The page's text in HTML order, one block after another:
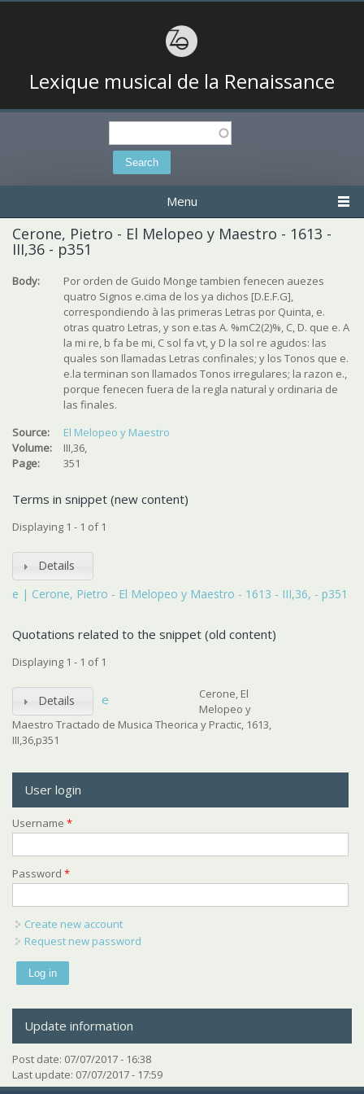
Lexique musical de la Renaissance
Search
Menu
Cerone, Pietro - El Melopeo y Maestro - 1613 -
III,36 - p351
Body:
Por orden de Guido Monge tambien fenecen auezes
quatro Signos e.cima de los ya dichos [D.E.F.G],
correspondiendo à las primeras Letras por Quinta, e.
otras quatro Letras, y son e.tas A. %mC2(2)%, C, D. que e. A
la mi re, b fa be mi, C sol fa vt, y D la sol re agudos: las
quales son llamadas Letras confinales; y los Tonos que e.
e.la terminan son llamados Tonos irregulares; la razon e.,
porque fenecen fuera de la regla natural y ordinaria de
las finales.
Source:
El Melopeo y Maestro
Volume:
III,36,
Page:
351
Terms in snippet (new content)
Displaying 1 - 1 of 1
Details
e | Cerone, Pietro - El Melopeo y Maestro - 1613 - III,36, - p351
Quotations related to the snippet (old content)
Displaying 1 - 1 of 1
Details e
Cerone, El
Melopeo y
Maestro Tractado de Musica Theorica y Practic, 1613,
III,36,p351
User login
Username *
Password *
Create new account
Request new password
Update information
Post date: 07/07/2017 - 16:38
Last update: 07/07/2017 - 17:59